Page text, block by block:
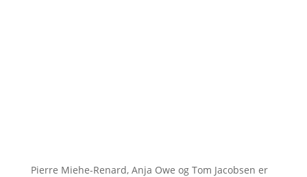
Pierre Miehe-Renard, Anja Owe og Tom Jacobsen er